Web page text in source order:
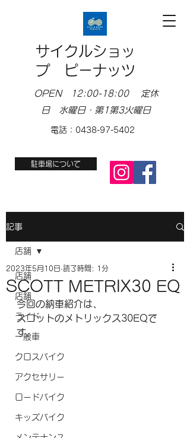
サイクルショッ
プ ピーナッツ
OPEN 12:00-18:00 定休
日 水曜日・第1第3火曜日
電話：0438-97-5402
駐車場について
記事
店舗
店舗
ライド
一般車
クロスバイク
アクセサリー
ロードバイク
キッズバイク
店舗
SCOTT METRIX30 EQ
2023年5月10日 読了時間: 1分
今回の納車紹介は、
スコットのメトリックス30EQで
す。